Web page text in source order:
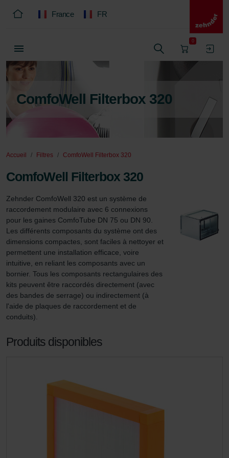
France FR
0
ComfoWell Filterbox 320
Accueil Filtres ComfoWell Filterbox 320
ComfoWell Filterbox 320
Zehnder ComfoWell 320 est un système de
raccordement modulaire avec 6 connexions
pour les gaines ComfoTube DN 75 ou DN 90.
Les différents composants du système ont des
dimensions compactes, sont faciles à nettoyer et
permettent une installation efficace, voire
intuitive, en reliant les composants avec un
bornier. Tous les composants rectangulaires des
kits peuvent être raccordés directement (avec
des bandes de serrage) ou indirectement (à
l'aide de plaques de raccordement et de
conduits).
Produits disponibles